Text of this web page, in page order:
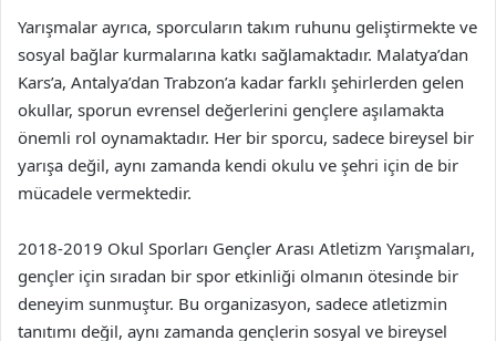
Yarışmalar ayrıca, sporcuların takım ruhunu geliştirmekte ve
sosyal bağlar kurmalarına katkı sağlamaktadır. Malatya’dan
Kars’a, Antalya’dan Trabzon’a kadar farklı şehirlerden gelen
okullar, sporun evrensel değerlerini gençlere aşılamakta
önemli rol oynamaktadır. Her bir sporcu, sadece bireysel bir
yarışa değil, aynı zamanda kendi okulu ve şehri için de bir
mücadele vermektedir.
2018-2019 Okul Sporları Gençler Arası Atletizm Yarışmaları,
gençler için sıradan bir spor etkinliği olmanın ötesinde bir
deneyim sunmuştur. Bu organizasyon, sadece atletizmin
tanıtımı değil, aynı zamanda gençlerin sosyal ve bireysel